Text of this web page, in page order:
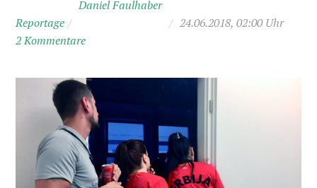
Reportage /
Daniel Faulhaber
/ 24.06.2018, 02:00 Uhr
2 Kommentare